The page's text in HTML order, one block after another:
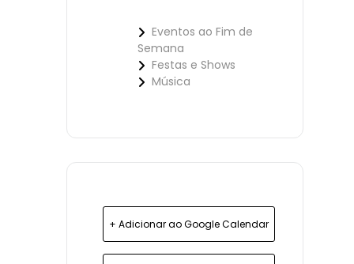
Eventos ao Fim de
Semana
Festas e Shows
Música
+ Adicionar ao Google Calendar